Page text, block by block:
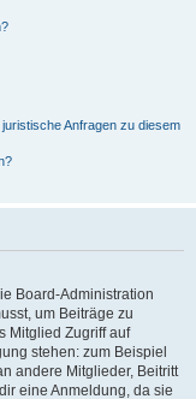
Anfragen zu diesem
Board-Administration
um Beiträge zu
Mitglied Zugriff auf
stehen: zum Beispiel
andere Mitglieder, Beitritt
eine Anmeldung, da sie